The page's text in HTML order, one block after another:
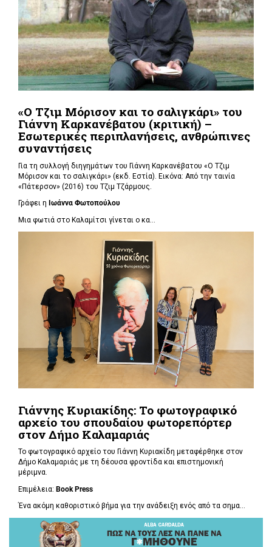
«Ο Τζιμ Μόρισον και το σαλιγκάρι» του
Γιάννη Καρκανέβατου (κριτική) –
Εσωτερικές περιπλανήσεις, ανθρώπινες
συναντήσεις
Για τη συλλογή διηγημάτων του Γιάννη Καρκανέβατου «Ο Τζιμ
Μόρισον και το σαλιγκάρι» (εκδ. Εστία). Εικόνα: Από την ταινία
«Πάτερσον» (2016) του Τζιμ Τζάρμους.
Γράφει η Ιωάννα Φωτοπούλου
Μια φωτιά στο Καλαμίτσι γίνεται ο κα...
Γιάννης Κυριακίδης: Το φωτογραφικό
αρχείο του σπουδαίου φωτορεπόρτερ
στον Δήμο Καλαμαριάς
Το φωτογραφικό αρχείο του Γιάννη Κυριακίδη μεταφέρθηκε στον
Δήμο Καλαμαριάς με τη δέουσα φροντίδα και επιστημονική
μέριμνα.
Επιμέλεια: Book Press
Ένα ακόμη καθοριστικό βήμα για την ανάδειξη ενός από τα σημα...